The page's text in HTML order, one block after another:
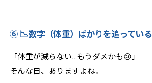
⑥ 📉数字（体重）ばかりを追っている
「体重が減らない…もうダメかも😢」
そんな日、ありますよね。